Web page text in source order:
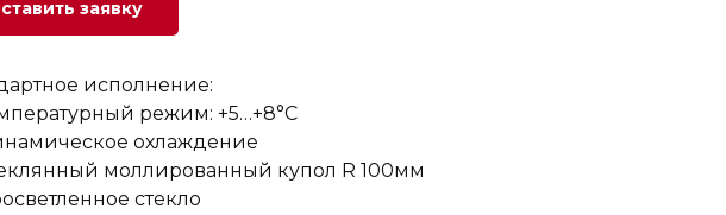
заявку
исполнение:
режим: +5…+8°С
охлаждение
моллированный купол R 100мм
стекло